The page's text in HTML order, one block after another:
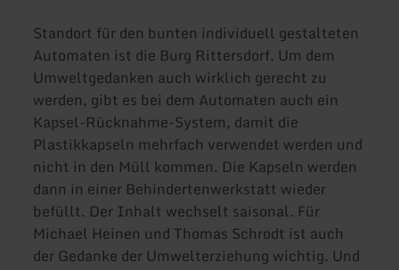
Standort für den bunten individuell gestalteten
Automaten ist die Burg Rittersdorf. Um dem
Umweltgedanken auch wirklich gerecht zu
werden, gibt es bei dem Automaten auch ein
Kapsel-Rücknahme-System, damit die
Plastikkapseln mehrfach verwendet werden und
nicht in den Müll kommen. Die Kapseln werden
dann in einer Behindertenwerkstatt wieder
befüllt. Der Inhalt wechselt saisonal. Für
Michael Heinen und Thomas Schrodt ist auch
der Gedanke der Umwelterziehung wichtig. Und